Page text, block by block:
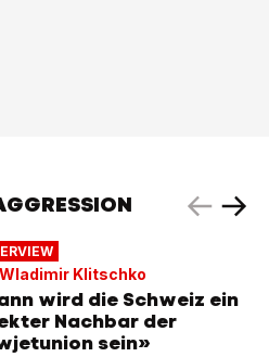
Wladimir Klitschko
wird die Schweiz ein
Nachbar der
sein»